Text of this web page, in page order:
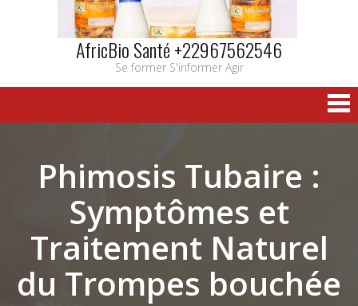
AfricBio Santé +22967562546
Se former S'informer Agir
Phimosis Tubaire :
Symptômes et
Traitement Naturel
du Trompes bouchée